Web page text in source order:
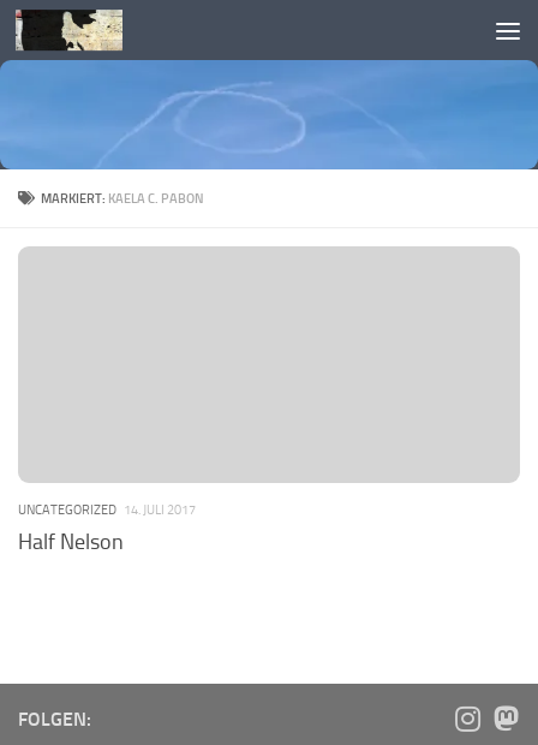
Skip to content
MARKIERT: KAELA C. PABON
UNCATEGORIZED 14. JULI 2017
Half Nelson
FOLGEN: